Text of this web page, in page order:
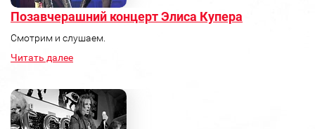
Позавчерашний концерт Элиса Купера
Смотрим и слушаем.
Читать далее